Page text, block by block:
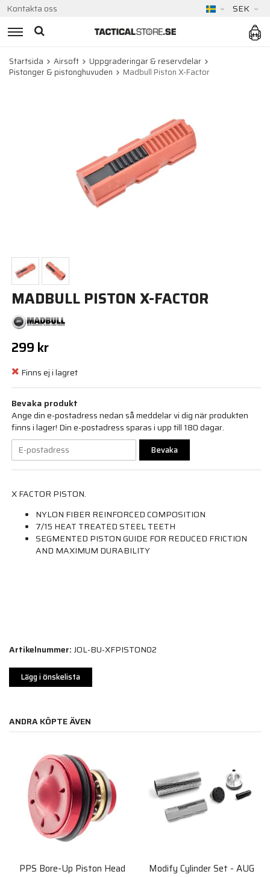
Kontakta oss SEK
Startsida Airsoft
Uppgraderingar & reservdelar
Pistonger & pistonghuvuden
Madbull Piston X-Factor
MADBULL PISTON X-FACTOR
299 kr
Finns ej i lagret
Bevaka produkt
Ange din e-postadress nedan så meddelar vi dig när produkten
finns i lager! Din e-postadress sparas i upp till 180 dagar.
Bevaka
X FACTOR PISTON.
NYLON FIBER REINFORCED COMPOSITION
7/15 HEAT TREATED STEEL TEETH
SEGMENTED PISTON GUIDE FOR REDUCED FRICTION
AND MAXIMUM DURABILITY
Artikelnummer: JOL-BU-XFPISTON02
Lägg i önskelista
ANDRA KÖPTE ÄVEN
PPS Bore-Up Piston Head Modify Cylinder Set - AUG